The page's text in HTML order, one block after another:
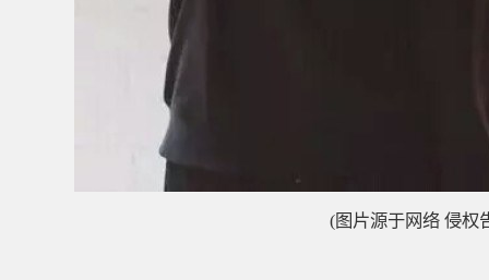
(图片源于网络 侵权